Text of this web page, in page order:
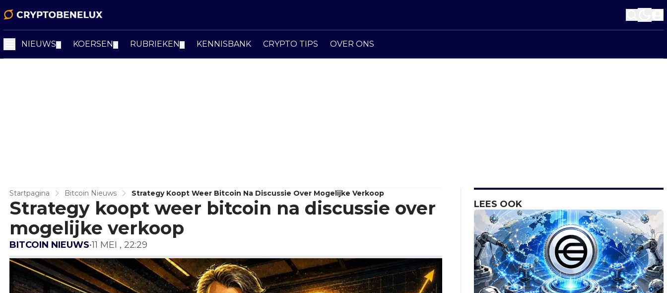
NIEUWS KOERSEN RUBRIEKEN KENNISBANK CRYPTO TIPS OVER ONS
Startpagina Bitcoin Nieuws Strategy Koopt Weer Bitcoin Na Discussie Over Mogelijke Verkoop
Strategy koopt weer bitcoin na discussie over
mogelijke verkoop
BITCOIN NIEUWS•11 MEI , 22:29
LEES OOK